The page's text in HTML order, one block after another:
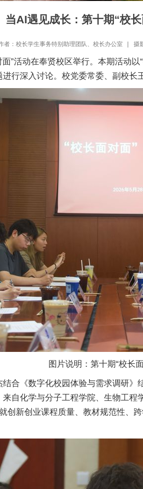
当AI遇见成长：第十期“校
者：校长学生事务特别助理团队、校长办公室 | 摄
”活动在奉贤校区举行。本期活动
行深入讨论。校党委常委、副校长
图片说明：第十期“校长
合《数字化校园体验与需求调研
自化学与分子工程学院、生物工
创新创业课程质量、教材规范性、